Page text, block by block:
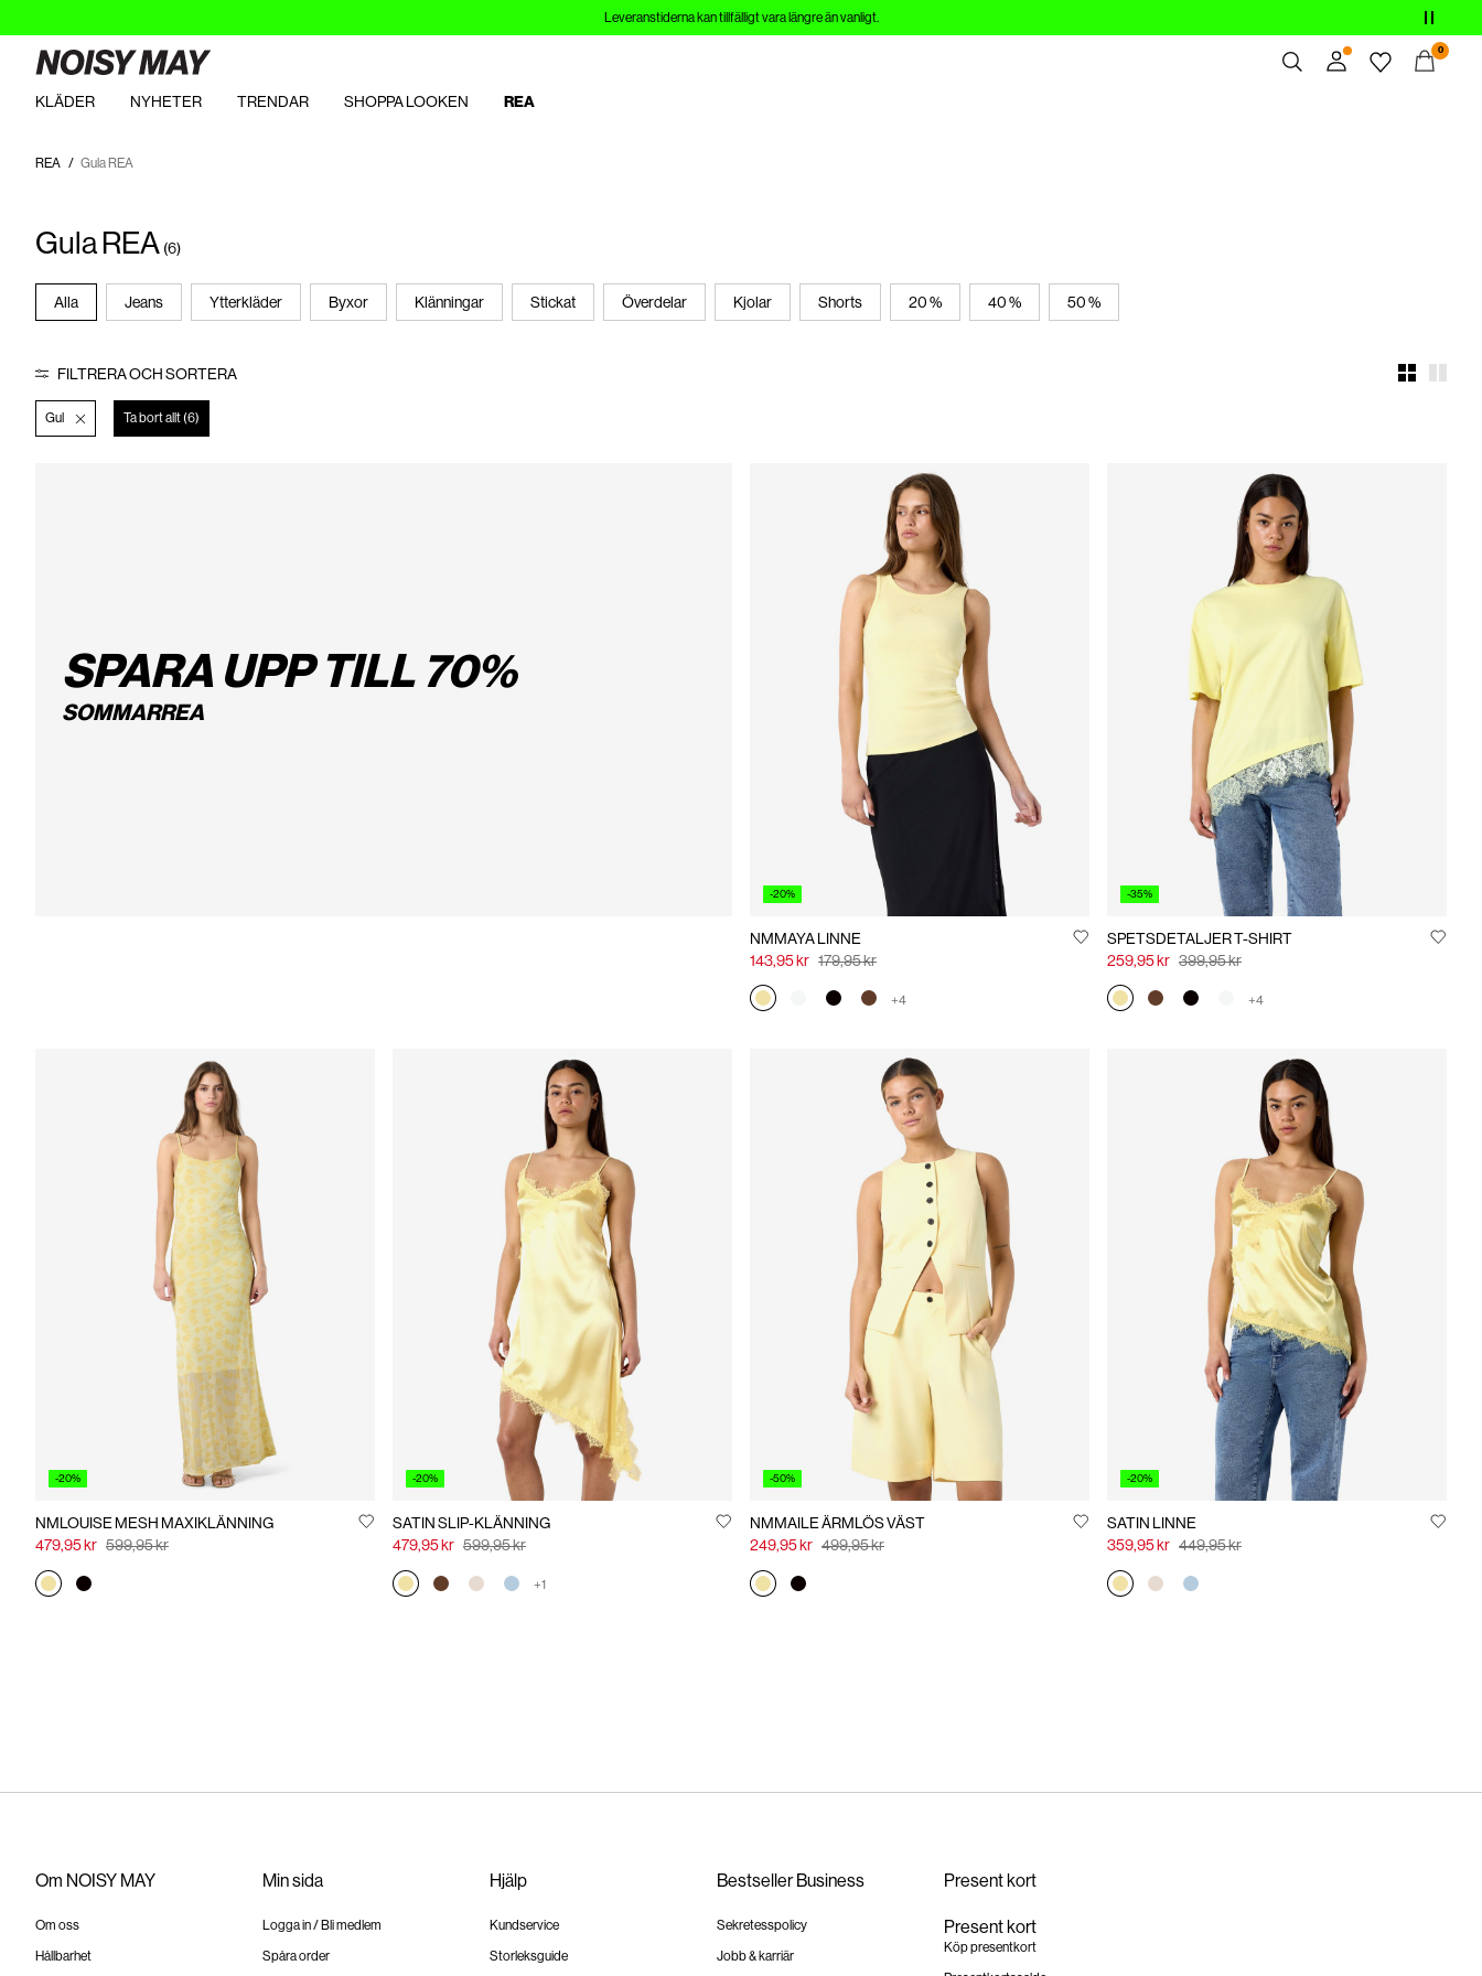
Leveranstiderna kan tillfälligt vara längre än vanligt.
0
KLÄDER NYHETER TRENDAR SHOPPA LOOKEN REA
REA Gula REA
Gula REA (6)
Alla Jeans Ytterkläder Byxor Klänningar Stickat Överdelar Kjolar Shorts 20 % 40 % 50 %
FILTRERA OCH SORTERA
Gul Ta bort allt (6)
SPARA UPP TILL 70%
SOMMARREA
-20%
NMMAYA LINNE
143,95 kr 179,95 kr
+4
-35%
SPETSDETALJER T-SHIRT
259,95 kr 399,95 kr
+4
-20%
NMLOUISE MESH MAXIKLÄNNING
479,95 kr 599,95 kr
-20%
SATIN SLIP-KLÄNNING
479,95 kr 599,95 kr
+1
-50%
NMMAILE ÄRMLÖS VÄST
249,95 kr 499,95 kr
-20%
SATIN LINNE
359,95 kr 449,95 kr
Om NOISY MAY
Om oss
Hållbarhet
Min sida
Logga in / Bli medlem
Spåra order
Hjälp
Kundservice
Storleksguide
Bestseller Business
Sekretesspolicy
Jobb & karriär
Present kort
Present kort
Köp presentkort